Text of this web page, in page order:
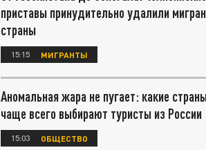
приставы принудительно удалили
страны
15:15 МИГРАНТЫ
Аномальная жара не пугает: какие
чаще всего выбирают туристы из России
15:03 ОБЩЕСТВО